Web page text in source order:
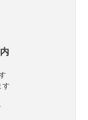
す